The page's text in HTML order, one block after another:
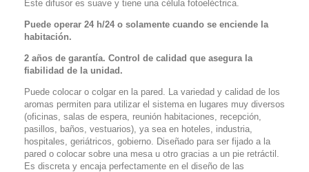
Este difusor es suave y tiene una célula fotoeléctrica.
Puede operar 24 h/24 o solamente cuando se enciende la
habitación.
2 años de garantía. Control de calidad que asegura la
fiabilidad de la unidad.
Puede colocar o colgar en la pared. La variedad y calidad de los
aromas permiten para utilizar el sistema en lugares muy diversos
(oficinas, salas de espera, reunión habitaciones, recepción,
pasillos, baños, vestuarios), ya sea en hoteles, industria,
hospitales, geriátricos, gobierno. Diseñado para ser fijado a la
pared o colocar sobre una mesa u otro gracias a un pie retráctil.
Es discreta y encaja perfectamente en el diseño de las